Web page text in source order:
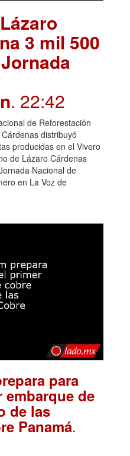
3 mil 500
. 22:42
de Reforestación
distribuyó
producidas en el Vivero
de Lázaro Cárdenas
Nacional de
en La Voz de
para
de
de las
Panamá.